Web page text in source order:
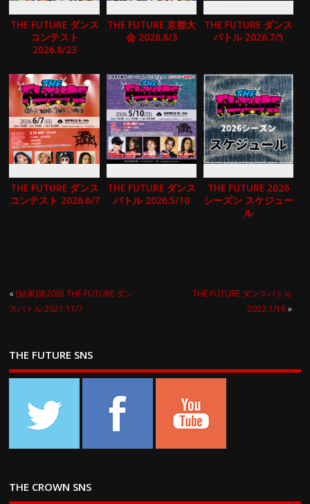
THE FUTURE ダンス
コンテスト
2026.8/23
THE FUTURE 京都大
会 2026.8/3
THE FUTURE ダンス
バトル 2026.7/5
THE FUTURE ダンス
コンテスト 2026.6/7
THE FUTURE ダンス
バトル 2026.5/10
THE FUTURE 2026
シーズン スケジュー
ル
« [結果]第20回 THE FUTURE ダン
スバトル 2021.11/7
THE FUTURE ダンスバトル
2022.1/16»
THE FUTURE SNS
THE CROWN SNS